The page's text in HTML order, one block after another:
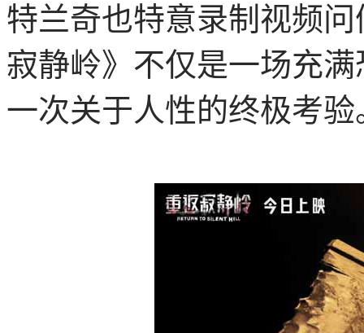
特兰奇也特意录制视频
寂静岭》不仅是一场充
一次关于人性的终极考验